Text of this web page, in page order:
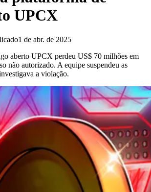
UPCX
1 de abr. de 2025
aberto UPCX perdeu US$ 70 milhões em
não autorizado. A equipe suspendeu as
a violação.